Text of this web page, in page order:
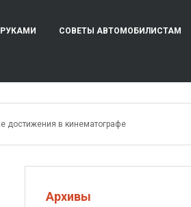
СОВЕТЫ АВТОМОБИЛИСТАМ
достижения в кинематографе
Архивы